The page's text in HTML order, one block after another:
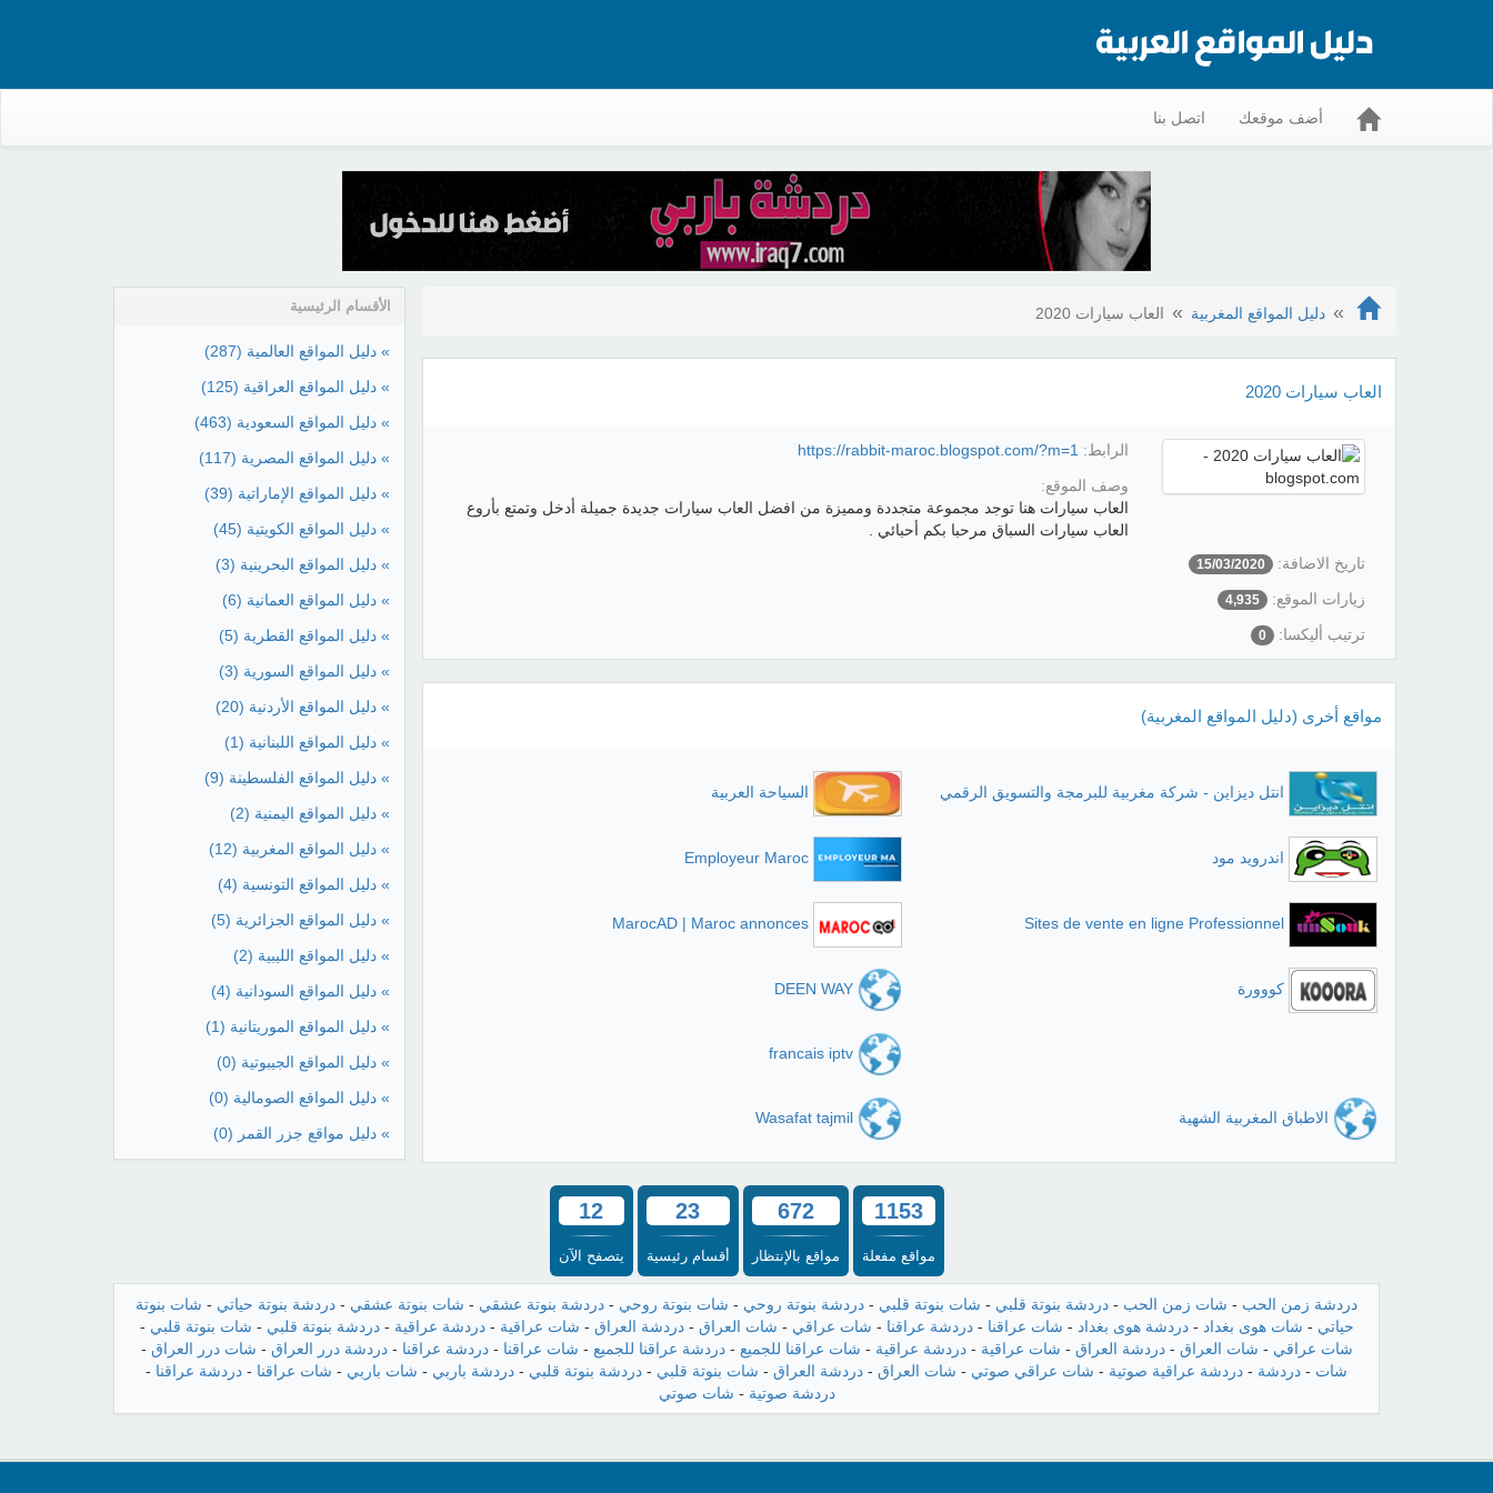
أضف موقعك اتصل بنا
دليل المواقع المغربية العاب سيارات 2020
العاب سيارات 2020
الرابط: https://rabbit-maroc.blogspot.com/?m=1
وصف الموقع:
العاب سيارات هنا توجد مجموعة متجددة ومميزة من افضل العاب سيارات جديدة جميلة أدخل وتمتع بأروع
العاب سيارات السباق مرحبا بكم أحبائي .
تاريخ الاضافة:
15/03/2020
زيارات الموقع: 4,935
ترتيب أليكسا: 0
مواقع أخرى (دليل المواقع المغربية)
انتل ديزاين - شركة مغربية للبرمجة والتسويق الرقمي السياحة العربية
اندرويد مود Employeur Maroc
Sites de vente en ligne Professionnel
MarocAD | Maroc annonces
كووورة DEEN WAY
francais iptv
الاطباق المغربية الشهية Wasafat tajmil
الأقسام الرئيسية
» دليل المواقع العالمية (287)
» دليل المواقع العراقية (125)
» دليل المواقع السعودية (463)
» دليل المواقع المصرية (117)
» دليل المواقع الإماراتية (39)
» دليل المواقع الكويتية (45)
» دليل المواقع البحرينية (3)
» دليل المواقع العمانية (6)
» دليل المواقع القطرية (5)
» دليل المواقع السورية (3)
» دليل المواقع الأردنية (20)
» دليل المواقع اللبنانية (1)
» دليل المواقع الفلسطينة (9)
» دليل المواقع اليمنية (2)
» دليل المواقع المغربية (12)
» دليل المواقع التونسية (4)
» دليل المواقع الجزائرية (5)
» دليل المواقع الليبية (2)
» دليل المواقع السودانية (4)
» دليل المواقع الموريتانية (1)
» دليل المواقع الجيبوتية (0)
» دليل المواقع الصومالية (0)
» دليل مواقع جزر القمر (0)
1153
مواقع مفعلة
672
مواقع بالإنتظار
23
أقسام رئيسية
12
يتصفح الآن
دردشة زمن الحب - شات زمن الحب - دردشة بنوتة قلبي - شات بنوتة قلبي - دردشة بنوتة روحي - شات بنوتة روحي - دردشة بنوتة عشقي - شات بنوتة عشقي - دردشة بنوتة حياتي - شات بنوتة
حياتي - شات هوى بغداد -دردشة هوى بغداد - شات عراقنا -دردشة عراقنا - شات عراقي - شات العراق -دردشة العراق - شات عراقية -دردشة عراقية -دردشة بنوتة قلبي - شات بنوتة قلبي -
شات عراقي - شات العراق -دردشة العراق - شات عراقية -دردشة عراقية - شات عراقنا للجميع -دردشة عراقنا للجميع - شات عراقنا -دردشة عراقنا -دردشة درر العراق - شات درر العراق -
شات - دردشة - دردشة عراقية صوتية - شات عراقي صوتي - شات العراق - دردشة العراق - شات بنوتة قلبي - دردشة بنوتة قلبي - دردشة باربي - شات باربي - شات عراقنا - دردشة عراقنا -
دردشة صوتية - شات صوتي